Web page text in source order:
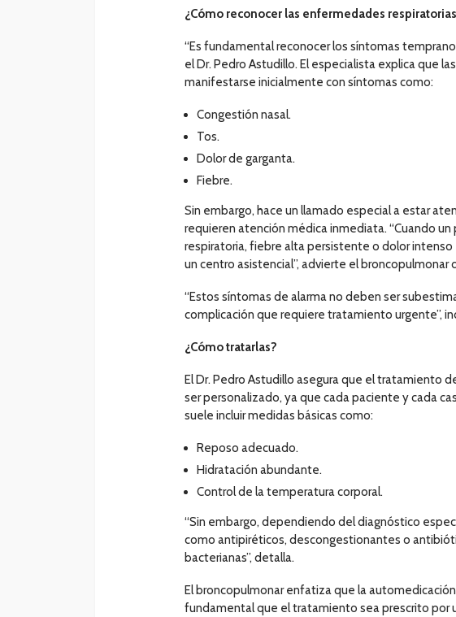
¿Cómo reconocer las enfermedades
“Es fundamental reconocer los síntomas
el Dr. Pedro Astudillo. El especialista explica que
manifestarse inicialmente con síntomas como:
Congestión nasal.
Tos.
Dolor de garganta.
Fiebre.
Sin embargo, hace un llamado especial a estar
requieren atención médica inmediata. “Cuando
respiratoria, fiebre alta persistente o dolor intenso
un centro asistencial”, advierte el broncopulmonar
“Estos síntomas de alarma no deben ser
complicación que requiere tratamiento urgente”,
¿Cómo tratarlas?
El Dr. Pedro Astudillo asegura que el tratamiento
ser personalizado, ya que cada paciente y cada
suele incluir medidas básicas como:
Reposo adecuado.
Hidratación abundante.
Control de la temperatura corporal.
“Sin embargo, dependiendo del diagnóstico
como antipiréticos, descongestionantes o
bacterianas”, detalla.
El broncopulmonar enfatiza que la
fundamental que el tratamiento sea prescrito por